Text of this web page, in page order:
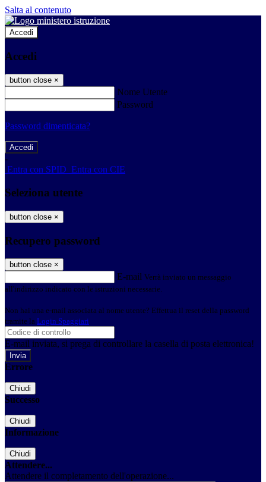
Salta al contenuto
Accedi
Accedi
button close ×
Nome Utente
Password
Password dimenticata?
-
Entra con SPID Entra con CIE
Seleziona utente
button close ×
Recupero password
button close ×
E-mail Verrà inviato un messaggio
all'indirizzo indicato con le istruzioni necessarie.
Non hai una e-mail associata al nome utente? Effettua il reset della password
tramite la Login Spaggiari
E-mail inviata, si prega di controllare la casella di posta elettronica!
Errore
Chiudi
Successo
Chiudi
Informazione
Chiudi
Attendere...
Attendere il completamento dell'operazione...